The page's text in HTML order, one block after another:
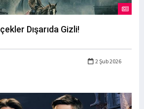
Dışarıda Gizli!
2 Şub 2026